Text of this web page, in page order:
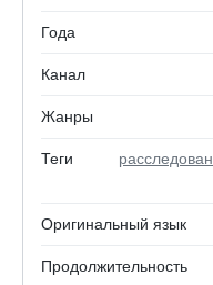
Года
Канал
Жанры
Теги
Оригинальный язык
Продолжительность